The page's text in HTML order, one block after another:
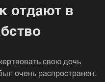
отдают в
свою дочь
очень распространен.